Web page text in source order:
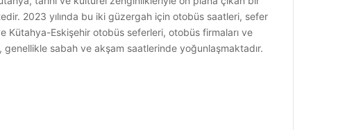
2023 yılında bu iki güzergah için otobüs saatleri, sefer
Kütahya-Eskişehir otobüs seferleri, otobüs firmaları ve
sabah ve akşam saatlerinde yoğunlaşmaktadır.